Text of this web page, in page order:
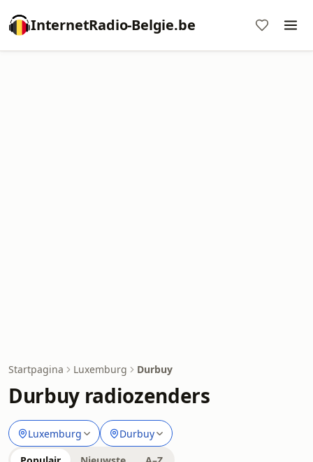
InternetRadio-Belgie.be
Startpagina Luxemburg Durbuy
Durbuy radiozenders
Luxemburg Durbuy